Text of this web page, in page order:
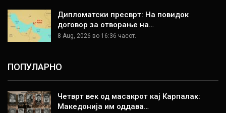
Дипломатски пресврт: На повидок
договор за отворање на…
8 Aug, 2026 во 16:36 часот.
ПОПУЛАРНО
Четврт век од масакрот кај Карпалак:
Македонија им оддава…